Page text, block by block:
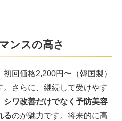
ンスの高さ
回価格2,200円〜（韓国製）
。さらに、継続して受けやす
シワ改善だけでなく予防美容
るのが魅力です。将来的に高